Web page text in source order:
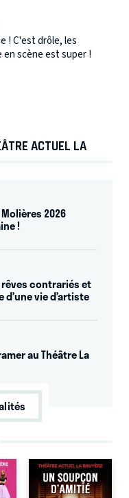
! C'est drôle, les
en scène est super !
ACTUEL LA
2026
!
rêves contrariés et
vie d’artiste
au Théâtre La